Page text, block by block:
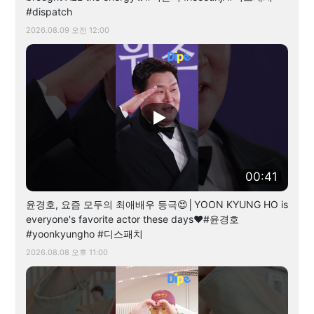
#dispatch
2026.08.09 오전 12:00
00:41
윤경호, 요즘 모두의 최애배우 등극😍│YOON KYUNG HO is
everyone's favorite actor these days❤️#윤경호
#yoonkyungho #디스패치
2026.08.08 오후 11:00